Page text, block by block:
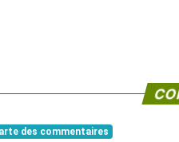
des commentaires